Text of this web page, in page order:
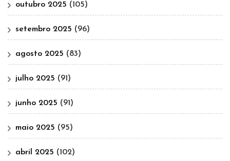
outubro 2025 (105)
setembro 2025 (96)
agosto 2025 (83)
julho 2025 (91)
junho 2025 (91)
maio 2025 (95)
abril 2025 (102)